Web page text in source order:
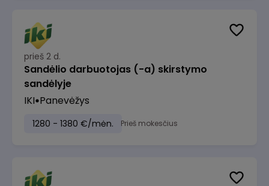
prieš 2 d.
Sandėlio darbuotojas (-a) skirstymo
sandėlyje
IKI Panevėžys
1280 - 1380 €/mėn. Prieš mokesčius